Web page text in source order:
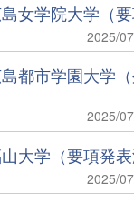
女学院大学（要
2025/
都市学園大学
2025/
大学（要項発表
2025/